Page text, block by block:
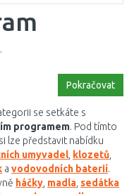
Pokračovat
se setkáte s
programem. Pod tímto
lze představit nabídku
umyvadel, klozetů
a vodovodních baterií.
háčky madla sedátka